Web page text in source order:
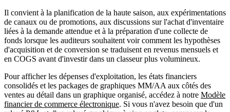
Il convient à la planification de la haute saison, aux expérimentations
de canaux ou de promotions, aux discussions sur l'achat d'inventaire
liées à la demande attendue et à la préparation d'une collecte de
fonds lorsque les auditeurs souhaitent voircomment les hypothèses
d'acquisition et de conversion se traduisent en revenus mensuels et
en COGS avant d'investir dans un classeur plus volumineux.
Pour afficher les dépenses d'exploitation, les états financiers
consolidés et les packages de graphiques MM/AA aux côtés des
ventes au détail dans un graphique organisé, accédez à notre Modèle
financier de commerce électronique. Si vous n'avez besoin que d'un